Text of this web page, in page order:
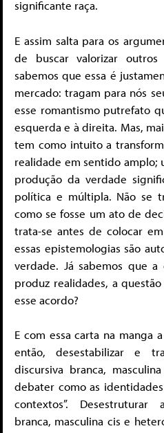
significante raça.
E assim salta para os
de buscar valorizar outros
sabemos que essa é
mercado: tragam para nós
esse romantismo putrefato
esquerda e à direita. Mas,
tem como intuito a
realidade em sentido amplo;
produção da verdade
política e múltipla. Não se
como se fosse um ato de
trata-se antes de colocar
essas epistemologias são
verdade. Já sabemos que
produz realidades, a
esse acordo?
E com essa carta na manga
então, desestabilizar e
discursiva branca,
debater como as
contextos”. Desestruturar
branca, masculina cis e